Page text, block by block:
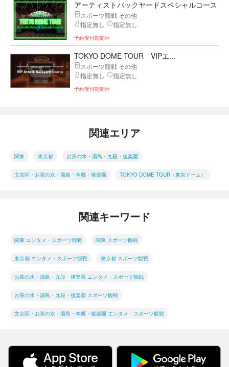
アーティストバックヤードスペシャルコース
スポーツ観戦 その他
指定無し
指定無し
予約受付期間外
TOKYO DOME TOUR VIPエ...
スポーツ観戦 その他
指定無し
指定無し
予約受付期間外
関連エリア
関東 東京都 お茶の水・湯島・九段・後楽園
文京区・お茶の水・湯島・本郷・後楽園 TOKYO DOME TOUR（東京ドーム）
関連キーワード
関東 エンタメ・スポーツ観戦 関東 スポーツ観戦
東京都 エンタメ・スポーツ観戦 東京都 スポーツ観戦
お茶の水・湯島・九段・後楽園 エンタメ・スポーツ観戦
お茶の水・湯島・九段・後楽園 スポーツ観戦
文京区・お茶の水・湯島・本郷・後楽園 エンタメ・スポーツ観戦